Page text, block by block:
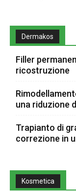
Dermakos
Filler
ricostruzione
una riduzione
Trapianto di
correzione in
Kosmetica